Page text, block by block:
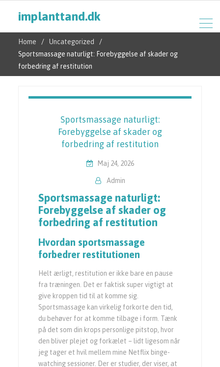
implanttand.dk
Home
Uncategorized
Sportsmassage naturligt: Forebyggelse af skader og
forbedring af restitution
Sportsmassage naturligt:
Forebyggelse af skader og
forbedring af restitution
Maj 24, 2026
Admin
Sportsmassage naturligt:
Forebyggelse af skader og
forbedring af restitution
Hvordan sportsmassage
forbedrer restitutionen
Helt ærligt, restitution er ikke bare en pause
fra træningen. Det er faktisk super vigtigt at
give kroppen tid til at komme sig.
Sportsmassage kan virkelig forkorte den tid,
du behøver for at komme tilbage i form. Tænk
på det som din krops personlige pitstop, hvor
den bliver plejet og forkælet – lidt ligesom når
jeg tager et hvil mellem mine Netflix binge-
watching sessioner. Der er studier, der viser, at